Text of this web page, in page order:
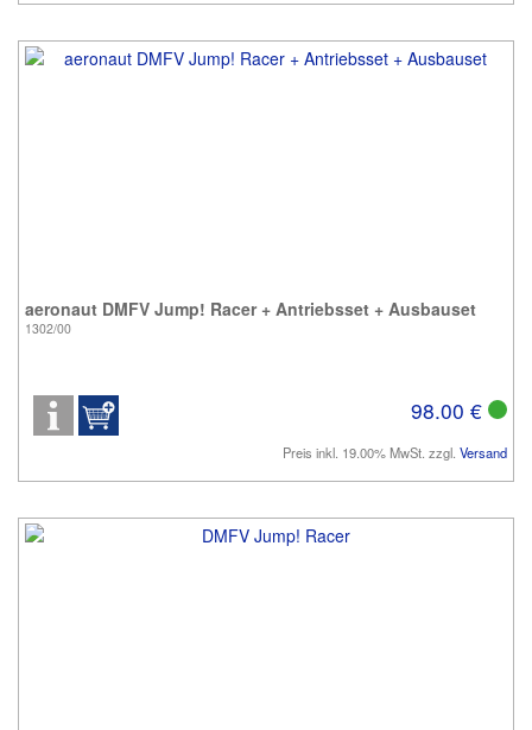
aeronaut DMFV Jump! Racer + Antriebsset + Ausbauset
1302/00
98.00 €
Preis inkl. 19.00% MwSt. zzgl. Versand